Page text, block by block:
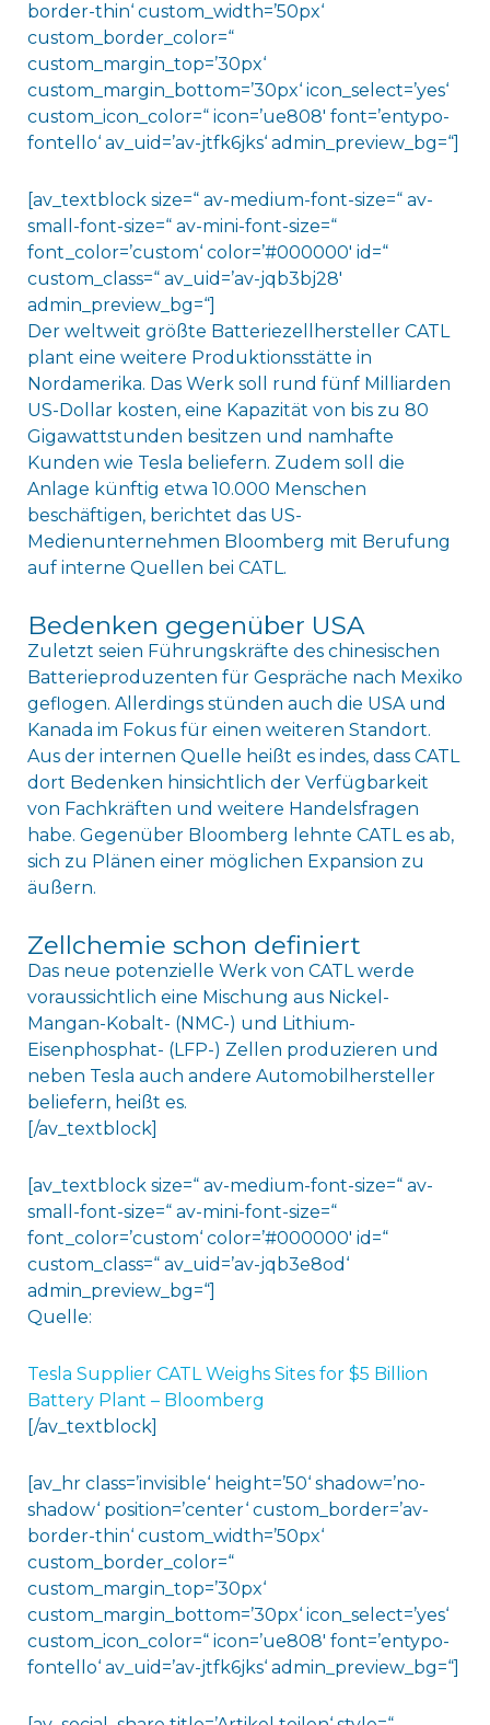
border-thin‘ custom_width=’50px‘
custom_border_color=“
custom_margin_top=’30px‘
custom_margin_bottom=’30px‘ icon_select=’yes‘
custom_icon_color=“ icon=’ue808′ font=’entypo-
fontello‘ av_uid=’av-jtfk6jks‘ admin_preview_bg=“]
[av_textblock size=“ av-medium-font-size=“ av-
small-font-size=“ av-mini-font-size=“
font_color=’custom‘ color=’#000000′ id=“
custom_class=“ av_uid=’av-jqb3bj28′
admin_preview_bg=“]
Der weltweit größte Batteriezellhersteller CATL
plant eine weitere Produktionsstätte in
Nordamerika. Das Werk soll rund fünf Milliarden
US-Dollar kosten, eine Kapazität von bis zu 80
Gigawattstunden besitzen und namhafte
Kunden wie Tesla beliefern. Zudem soll die
Anlage künftig etwa 10.000 Menschen
beschäftigen, berichtet das US-
Medienunternehmen Bloomberg mit Berufung
auf interne Quellen bei CATL.
Bedenken gegenüber USA
Zuletzt seien Führungskräfte des chinesischen
Batterieproduzenten für Gespräche nach Mexiko
geflogen. Allerdings stünden auch die USA und
Kanada im Fokus für einen weiteren Standort.
Aus der internen Quelle heißt es indes, dass CATL
dort Bedenken hinsichtlich der Verfügbarkeit
von Fachkräften und weitere Handelsfragen
habe. Gegenüber Bloomberg lehnte CATL es ab,
sich zu Plänen einer möglichen Expansion zu
äußern.
Zellchemie schon definiert
Das neue potenzielle Werk von CATL werde
voraussichtlich eine Mischung aus Nickel-
Mangan-Kobalt- (NMC-) und Lithium-
Eisenphosphat- (LFP-) Zellen produzieren und
neben Tesla auch andere Automobilhersteller
beliefern, heißt es.
[/av_textblock]
[av_textblock size=“ av-medium-font-size=“ av-
small-font-size=“ av-mini-font-size=“
font_color=’custom‘ color=’#000000′ id=“
custom_class=“ av_uid=’av-jqb3e8od‘
admin_preview_bg=“]
Quelle:
Tesla Supplier CATL Weighs Sites for $5 Billion
Battery Plant – Bloomberg
[/av_textblock]
[av_hr class=’invisible‘ height=’50‘ shadow=’no-
shadow‘ position=’center‘ custom_border=’av-
border-thin‘ custom_width=’50px‘
custom_border_color=“
custom_margin_top=’30px‘
custom_margin_bottom=’30px‘ icon_select=’yes‘
custom_icon_color=“ icon=’ue808′ font=’entypo-
fontello‘ av_uid=’av-jtfk6jks‘ admin_preview_bg=“]